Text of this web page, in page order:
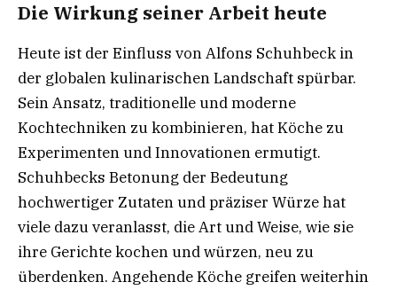
Die Wirkung seiner Arbeit heute
Heute ist der Einfluss von Alfons Schuhbeck in
der globalen kulinarischen Landschaft spürbar.
Sein Ansatz, traditionelle und moderne
Kochtechniken zu kombinieren, hat Köche zu
Experimenten und Innovationen ermutigt.
Schuhbecks Betonung der Bedeutung
hochwertiger Zutaten und präziser Würze hat
viele dazu veranlasst, die Art und Weise, wie sie
ihre Gerichte kochen und würzen, neu zu
überdenken. Angehende Köche greifen weiterhin